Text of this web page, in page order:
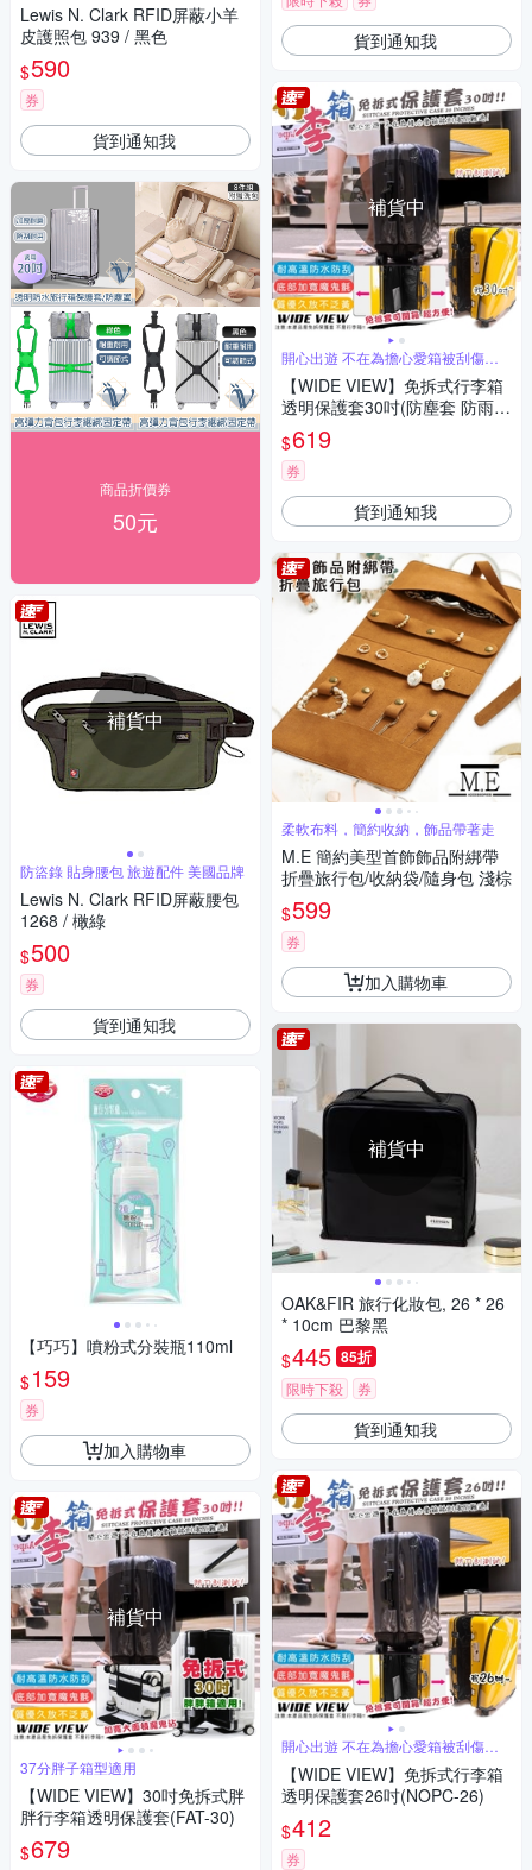
Lewis N. Clark RFID屏蔽小羊
皮護照包 939 / 黑色
$590
券
貨到通知我
商品折價券
50元
補貨中
防盜錄 貼身腰包 旅遊配件 美國品牌
Lewis N. Clark RFID屏蔽腰包
1268 / 橄綠
$500
券
貨到通知我
【巧巧】噴粉式分裝瓶110ml
$159
券
加入購物車
補貨中
37分胖子箱型適用
【WIDE VIEW】30吋免拆式胖
胖行李箱透明保護套(FAT-30)
$679
貨到通知我
補貨中
開心出遊 不在為擔心愛箱被刮傷而
難過
【WIDE VIEW】免拆式行李箱
透明保護套30吋(防塵套 防雨套
行李箱套 防刮 防髒套 免拆 耐
磨/NOPC-30)
$619
券
貨到通知我
柔軟布料，簡約收納，飾品帶著走
M.E 簡約美型首飾飾品附綁帶
折疊旅行包/收納袋/隨身包 淺棕
$599
券
加入購物車
補貨中
OAK&FIR 旅行化妝包, 26 * 26
* 10cm 巴黎黑
$445 85折
限時下殺 券
貨到通知我
開心出遊 不在為擔心愛箱被刮傷而
難過
【WIDE VIEW】免拆式行李箱
透明保護套26吋(NOPC-26)
$412
券